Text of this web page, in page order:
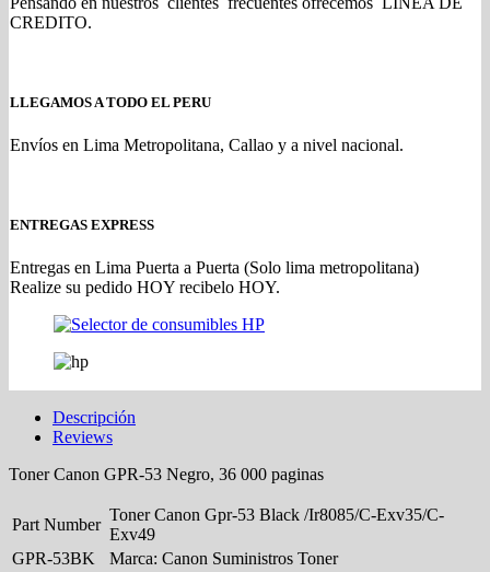
CREDITO.
LLEGAMOS A TODO EL PERU
Envíos en Lima Metropolitana, Callao y a nivel nacional.
ENTREGAS EXPRESS
Entregas en Lima Puerta a Puerta (Solo lima metropolitana)
Realize su pedido HOY recibelo HOY.
Descripción
Reviews
Toner Canon GPR-53 Negro, 36 000 paginas
Part Number
Toner Canon Gpr-53 Black /Ir8085/C-Exv35/C-
Exv49
GPR-53BK
Marca: Canon Suministros Toner